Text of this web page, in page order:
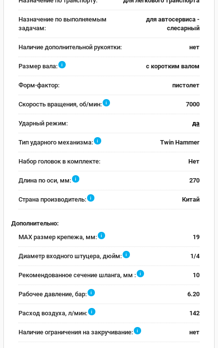
Назначение по выполняемым
задачам:
для автосервиса -
слесарный
Наличие дополнительной рукоятки: нет
Размер вала: i с коротким валом
Форм-фактор: пистолет
Скорость вращения, об/мин: i 7000
Ударный режим: да
Тип ударного механизма: i Twin Hammer
Набор головок в комплекте: Нет
Длина по оси, мм: i 270
Страна производитель: i Китай
Дополнительно:
MAX размер крепежа, мм:
i 19
Диаметр входного штуцера, дюйм: i 1/4
Рекомендованное сечение шланга, мм : i 10
Рабочее давление, бар: i 6.20
Расход воздуха, л/мин: i 142
Наличие ограничения на закручивание: i нет